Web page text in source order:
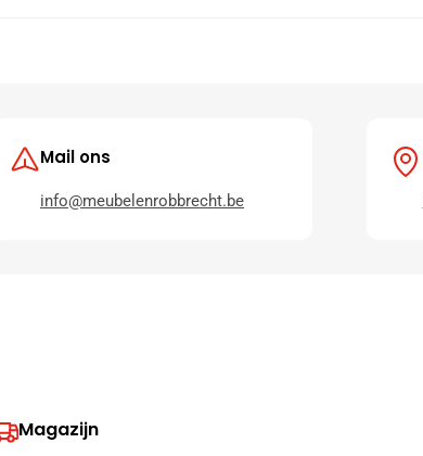
Mail ons
info@meubelenrobbrecht.be
Magazijn